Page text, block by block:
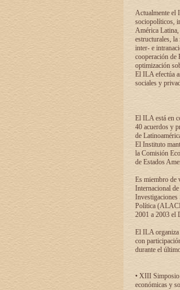
Actualmente el
sociopolíticos,
América Latina,
estructurales,
inter- e
cooperación de
optimización
El ILA efectúa
sociales y
El ILA está en
40 acuerdos y
de
El Instituto
la Comisión
de Estados
Es miembro de
Internacional
Investigaciones
Política
2001 a 2003 el
El ILA organiza
con
durante el
• XIII Simposio
económicas y